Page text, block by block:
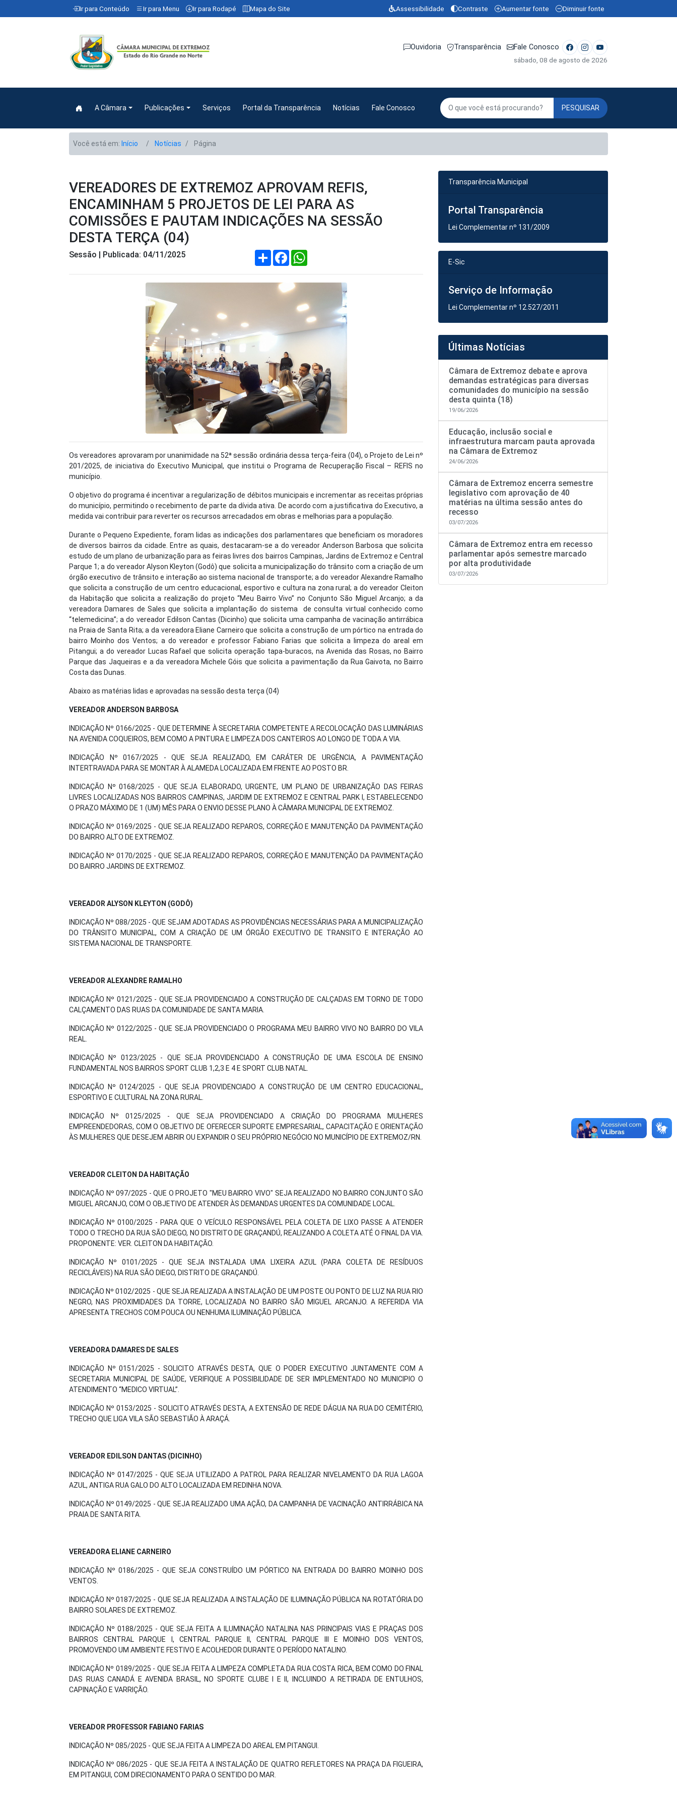
Ir para Conteúdo Ir para Menu Ir para Rodapé Mapa do Site Assessibilidade Contraste Aumentar fonte Diminuir fonte
Ouvidoria Transparência Fale Conosco
sábado, 08 de agosto de 2026
A Câmara Publicações Serviços Portal da Transparência Notícias Fale Conosco PESQUISAR
Você está em: Início Notícias Página
VEREADORES DE EXTREMOZ APROVAM REFIS,
ENCAMINHAM 5 PROJETOS DE LEI PARA AS
COMISSÕES E PAUTAM INDICAÇÕES NA SESSÃO
DESTA TERÇA (04)
Sessão | Publicada: 04/11/2025 Compartilhar
FacebookWhatsApp
Os vereadores aprovaram por unanimidade na 52ª sessão ordinária dessa terça-feira (04), o Projeto de Lei nº
201/2025, de iniciativa do Executivo Municipal, que institui o Programa de Recuperação Fiscal – REFIS no
município.
O objetivo do programa é incentivar a regularização de débitos municipais e incrementar as receitas próprias
do município, permitindo o recebimento de parte da dívida ativa. De acordo com a justificativa do Executivo, a
medida vai contribuir para reverter os recursos arrecadados em obras e melhorias para a população.
Durante o Pequeno Expediente, foram lidas as indicações dos parlamentares que beneficiam os moradores
de diversos bairros da cidade. Entre as quais, destacaram-se a do vereador Anderson Barbosa que solicita
estudo de um plano de urbanização para as feiras livres dos bairros Campinas, Jardins de Extremoz e Central
Parque 1; a do vereador Alyson Kleyton (Godô) que solicita a municipalização do trânsito com a criação de um
órgão executivo de trânsito e interação ao sistema nacional de transporte; a do vereador Alexandre Ramalho
que solicita a construção de um centro educacional, esportivo e cultura na zona rural; a do vereador Cleiton
da Habitação que solicita a realização do projeto “Meu Bairro Vivo” no Conjunto São Miguel Arcanjo; a da
vereadora Damares de Sales que solicita a implantação do sistema de consulta virtual conhecido como
“telemedicina”; a do vereador Edilson Cantas (Dicinho) que solicita uma campanha de vacinação antirrábica
na Praia de Santa Rita; a da vereadora Eliane Carneiro que solicita a construção de um pórtico na entrada do
bairro Moinho dos Ventos; a do vereador e professor Fabiano Farias que solicita a limpeza do areal em
Pitangui; a do vereador Lucas Rafael que solicita operação tapa-buracos, na Avenida das Rosas, no Bairro
Parque das Jaqueiras e a da vereadora Michele Góis que solicita a pavimentação da Rua Gaivota, no Bairro
Costa das Dunas.
Abaixo as matérias lidas e aprovadas na sessão desta terça (04)
VEREADOR ANDERSON BARBOSA
INDICAÇÃO Nº 0166/2025 - QUE DETERMINE À SECRETARIA COMPETENTE A RECOLOCAÇÃO DAS LUMINÁRIAS
NA AVENIDA COQUEIROS, BEM COMO A PINTURA E LIMPEZA DOS CANTEIROS AO LONGO DE TODA A VIA.
INDICAÇÃO Nº 0167/2025 - QUE SEJA REALIZADO, EM CARÁTER DE URGÊNCIA, A PAVIMENTAÇÃO
INTERTRAVADA PARA SE MONTAR À ALAMEDA LOCALIZADA EM FRENTE AO POSTO BR.
INDICAÇÃO Nº 0168/2025 - QUE SEJA ELABORADO, URGENTE, UM PLANO DE URBANIZAÇÃO DAS FEIRAS
LIVRES LOCALIZADAS NOS BAIRROS CAMPINAS, JARDIM DE EXTREMOZ E CENTRAL PARK I, ESTABELECENDO
O PRAZO MÁXIMO DE 1 (UM) MÊS PARA O ENVIO DESSE PLANO À CÂMARA MUNICIPAL DE EXTREMOZ.
INDICAÇÃO Nº 0169/2025 - QUE SEJA REALIZADO REPAROS, CORREÇÃO E MANUTENÇÃO DA PAVIMENTAÇÃO
DO BAIRRO ALTO DE EXTREMOZ.
INDICAÇÃO Nº 0170/2025 - QUE SEJA REALIZADO REPAROS, CORREÇÃO E MANUTENÇÃO DA PAVIMENTAÇÃO
DO BAIRRO JARDINS DE EXTREMOZ.
VEREADOR ALYSON KLEYTON (GODÔ)
INDICAÇÃO Nº 088/2025 - QUE SEJAM ADOTADAS AS PROVIDÊNCIAS NECESSÁRIAS PARA A MUNICIPALIZAÇÃO
DO TRÂNSITO MUNICIPAL, COM A CRIAÇÃO DE UM ÓRGÃO EXECUTIVO DE TRANSITO E INTERAÇÃO AO
SISTEMA NACIONAL DE TRANSPORTE.
VEREADOR ALEXANDRE RAMALHO
INDICAÇÃO Nº 0121/2025 - QUE SEJA PROVIDENCIADO A CONSTRUÇÃO DE CALÇADAS EM TORNO DE TODO
CALÇAMENTO DAS RUAS DA COMUNIDADE DE SANTA MARIA.
INDICAÇÃO Nº 0122/2025 - QUE SEJA PROVIDENCIADO O PROGRAMA MEU BAIRRO VIVO NO BAIRRO DO VILA
REAL.
INDICAÇÃO Nº 0123/2025 - QUE SEJA PROVIDENCIADO A CONSTRUÇÃO DE UMA ESCOLA DE ENSINO
FUNDAMENTAL NOS BAIRROS SPORT CLUB 1,2,3 E 4 E SPORT CLUB NATAL.
INDICAÇÃO Nº 0124/2025 - QUE SEJA PROVIDENCIADO A CONSTRUÇÃO DE UM CENTRO EDUCACIONAL,
ESPORTIVO E CULTURAL NA ZONA RURAL.
INDICAÇÃO Nº 0125/2025 - QUE SEJA PROVIDENCIADO A CRIAÇÃO DO PROGRAMA MULHERES
EMPREENDEDORAS, COM O OBJETIVO DE OFERECER SUPORTE EMPRESARIAL, CAPACITAÇÃO E ORIENTAÇÃO
ÀS MULHERES QUE DESEJEM ABRIR OU EXPANDIR O SEU PRÓPRIO NEGÓCIO NO MUNICÍPIO DE EXTREMOZ/RN.
VEREADOR CLEITON DA HABITAÇÃO
INDICAÇÃO Nº 097/2025 - QUE O PROJETO "MEU BAIRRO VIVO" SEJA REALIZADO NO BAIRRO CONJUNTO SÃO
MIGUEL ARCANJO, COM O OBJETIVO DE ATENDER ÀS DEMANDAS URGENTES DA COMUNIDADE LOCAL.
INDICAÇÃO Nº 0100/2025 - PARA QUE O VEÍCULO RESPONSÁVEL PELA COLETA DE LIXO PASSE A ATENDER
TODO O TRECHO DA RUA SÃO DIEGO, NO DISTRITO DE GRAÇANDÚ, REALIZANDO A COLETA ATÉ O FINAL DA VIA.
PROPONENTE: VER. CLEITON DA HABITAÇÃO.
INDICAÇÃO Nº 0101/2025 - QUE SEJA INSTALADA UMA LIXEIRA AZUL (PARA COLETA DE RESÍDUOS
RECICLÁVEIS) NA RUA SÃO DIEGO, DISTRITO DE GRAÇANDÚ.
INDICAÇÃO Nº 0102/2025 - QUE SEJA REALIZADA A INSTALAÇÃO DE UM POSTE OU PONTO DE LUZ NA RUA RIO
NEGRO, NAS PROXIMIDADES DA TORRE, LOCALIZADA NO BAIRRO SÃO MIGUEL ARCANJO. A REFERIDA VIA
APRESENTA TRECHOS COM POUCA OU NENHUMA ILUMINAÇÃO PÚBLICA.
VEREADORA DAMARES DE SALES
INDICAÇÃO Nº 0151/2025 - SOLICITO ATRAVÉS DESTA, QUE O PODER EXECUTIVO JUNTAMENTE COM A
SECRETARIA MUNICIPAL DE SAÚDE, VERIFIQUE A POSSIBILIDADE DE SER IMPLEMENTADO NO MUNICIPIO O
ATENDIMENTO “MEDICO VIRTUAL”.
INDICAÇÃO Nº 0153/2025 - SOLICITO ATRAVÉS DESTA, A EXTENSÃO DE REDE DÁGUA NA RUA DO CEMITÉRIO,
TRECHO QUE LIGA VILA SÃO SEBASTIÃO À ARAÇÁ.
VEREADOR EDILSON DANTAS (DICINHO)
INDICAÇÃO Nº 0147/2025 - QUE SEJA UTILIZADO A PATROL PARA REALIZAR NIVELAMENTO DA RUA LAGOA
AZUL, ANTIGA RUA GALO DO ALTO LOCALIZADA EM REDINHA NOVA.
INDICAÇÃO Nº 0149/2025 - QUE SEJA REALIZADO UMA AÇÃO, DA CAMPANHA DE VACINAÇÃO ANTIRRÁBICA NA
PRAIA DE SANTA RITA.
VEREADORA ELIANE CARNEIRO
INDICAÇÃO Nº 0186/2025 - QUE SEJA CONSTRUÍDO UM PÓRTICO NA ENTRADA DO BAIRRO MOINHO DOS
VENTOS.
INDICAÇÃO Nº 0187/2025 - QUE SEJA REALIZADA A INSTALAÇÃO DE ILUMINAÇÃO PÚBLICA NA ROTATÓRIA DO
BAIRRO SOLARES DE EXTREMOZ.
INDICAÇÃO Nº 0188/2025 - QUE SEJA FEITA A ILUMINAÇÃO NATALINA NAS PRINCIPAIS VIAS E PRAÇAS DOS
BAIRROS CENTRAL PARQUE I, CENTRAL PARQUE II, CENTRAL PARQUE III E MOINHO DOS VENTOS,
PROMOVENDO UM AMBIENTE FESTIVO E ACOLHEDOR DURANTE O PERÍODO NATALINO.
INDICAÇÃO Nº 0189/2025 - QUE SEJA FEITA A LIMPEZA COMPLETA DA RUA COSTA RICA, BEM COMO DO FINAL
DAS RUAS CANADÁ E AVENIDA BRASIL, NO SPORTE CLUBE I E II, INCLUINDO A RETIRADA DE ENTULHOS,
CAPINAÇÃO E VARRIÇÃO.
VEREADOR PROFESSOR FABIANO FARIAS
INDICAÇÃO Nº 085/2025 - QUE SEJA FEITA A LIMPEZA DO AREAL EM PITANGUI.
INDICAÇÃO Nº 086/2025 - QUE SEJA FEITA A INSTALAÇÃO DE QUATRO REFLETORES NA PRAÇA DA FIGUEIRA,
EM PITANGUI, COM DIRECIONAMENTO PARA O SENTIDO DO MAR.
Transparência Municipal
Portal Transparência
Lei Complementar nº 131/2009
E-Sic
Serviço de Informação
Lei Complementar nº 12.527/2011
Últimas Notícias
Câmara de Extremoz debate e aprova
demandas estratégicas para diversas
comunidades do município na sessão
desta quinta (18)
19/06/2026
Educação, inclusão social e
infraestrutura marcam pauta aprovada
na Câmara de Extremoz
24/06/2026
Câmara de Extremoz encerra semestre
legislativo com aprovação de 40
matérias na última sessão antes do
recesso
03/07/2026
Câmara de Extremoz entra em recesso
parlamentar após semestre marcado
por alta produtividade
03/07/2026